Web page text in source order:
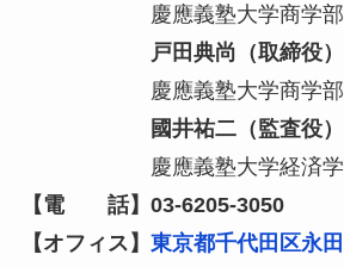
慶應義塾大学商学部
戸田典尚（取締役）
慶應義塾大学商学部
國井祐二（監査役）
慶應義塾大学経済学
【電 話】03-6205-3050
【オフィス】 東京都千代田区永